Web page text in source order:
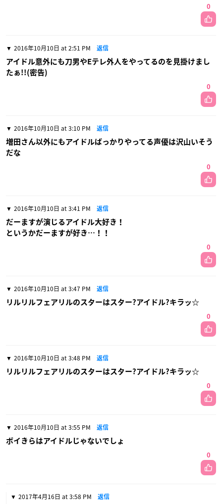
0
2016年10月10日 at 2:51 PM 返信
アイドル意外にも刀男やEテレ外人をやってるのを見掛けまし
たぁ!!(密告)
0
2016年10月10日 at 3:10 PM 返信
増田さん以外にもアイドルばっかりやってる声優は沢山いそう
だな
0
2016年10月10日 at 3:41 PM 返信
だーますが演じるアイドル大好き！
というかだーますが好き…！！
0
2016年10月10日 at 3:47 PM 返信
リルリルフェアリルのスターはスター?アイドル?キラッ☆
0
2016年10月10日 at 3:48 PM 返信
リルリルフェアリルのスターはスター?アイドル?キラッ☆
0
2016年10月10日 at 3:55 PM 返信
ボイきらはアイドルじゃないでしょ
0
2017年4月16日 at 3:58 PM 返信